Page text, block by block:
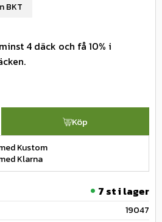
4 däck och få 10% i
Köp
Kustom
Klarna
7 st i lager
19047
BKT